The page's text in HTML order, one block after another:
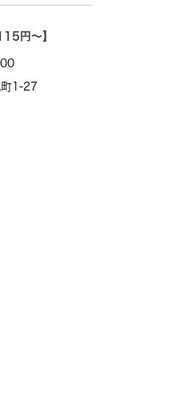
円～】
町1-27